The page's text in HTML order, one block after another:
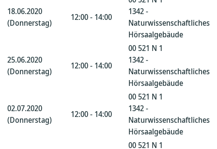
18.06.2020
(Donnerstag)
12:00 - 14:00
1342 -
Naturwissenschaftliches
Hörsaalgebäude
25.06.2020
(Donnerstag)
12:00 - 14:00
00 521 N 1
1342 -
Naturwissenschaftliches
Hörsaalgebäude
02.07.2020
(Donnerstag)
12:00 - 14:00
00 521 N 1
1342 -
Naturwissenschaftliches
Hörsaalgebäude
00 521 N 1